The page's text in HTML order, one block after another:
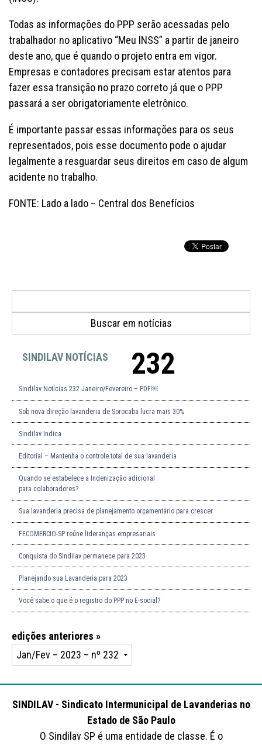
Todas as informações do PPP serão acessadas pelo
trabalhador no aplicativo “Meu INSS” a partir de janeiro
deste ano, que é quando o projeto entra em vigor.
Empresas e contadores precisam estar atentos para
fazer essa transição no prazo correto já que o PPP
passará a ser obrigatoriamente eletrônico.
É importante passar essas informações para os seus
representados, pois esse documento pode o ajudar
legalmente a resguardar seus direitos em caso de algum
acidente no trabalho.
FONTE: Lado a lado – Central dos Benefícios
SINDILAV NOTÍCIAS 232
Sindilav Notícias 232 Janeiro/Fevereiro – PDF￼
Sob nova direção lavanderia de Sorocaba lucra mais 30%
Sindilav Indica
Editorial – Mantenha o controle total de sua lavanderia
Quando se estabelece a Indenização adicional
para colaboradores?
Sua lavanderia precisa de planejamento orçamentário para crescer
FECOMERCIO-SP reúne lideranças empresariais
Conquista do Sindilav permanece para 2023
Planejando sua Lavanderia para 2023
Você sabe o que é o registro do PPP no E-social?
edições anteriores »
SINDILAV - Sindicato Intermunicipal de Lavanderias no
Estado de São Paulo
O Sindilav SP é uma entidade de classe. É o